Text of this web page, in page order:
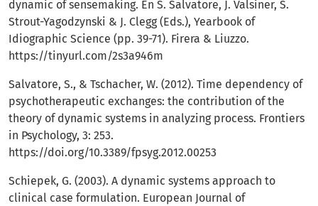
dynamic of sensemaking. En S. Salvatore, J. Valsiner, S.
Strout-Yagodzynski & J. Clegg (Eds.), Yearbook of
Idiographic Science (pp. 39-71). Firera & Liuzzo.
https://tinyurl.com/2s3a946m
Salvatore, S., & Tschacher, W. (2012). Time dependency of
psychotherapeutic exchanges: the contribution of the
theory of dynamic systems in analyzing process. Frontiers
in Psychology, 3: 253.
https://doi.org/10.3389/fpsyg.2012.00253
Schiepek, G. (2003). A dynamic systems approach to
clinical case formulation. European Journal of